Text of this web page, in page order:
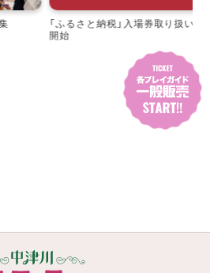
「ふるさと納税」入場券取り扱い
開始